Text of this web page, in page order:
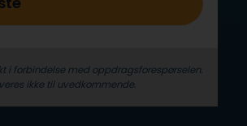
i forbindelse med oppdrags­forespørselen.
ikke til uvedkommende.